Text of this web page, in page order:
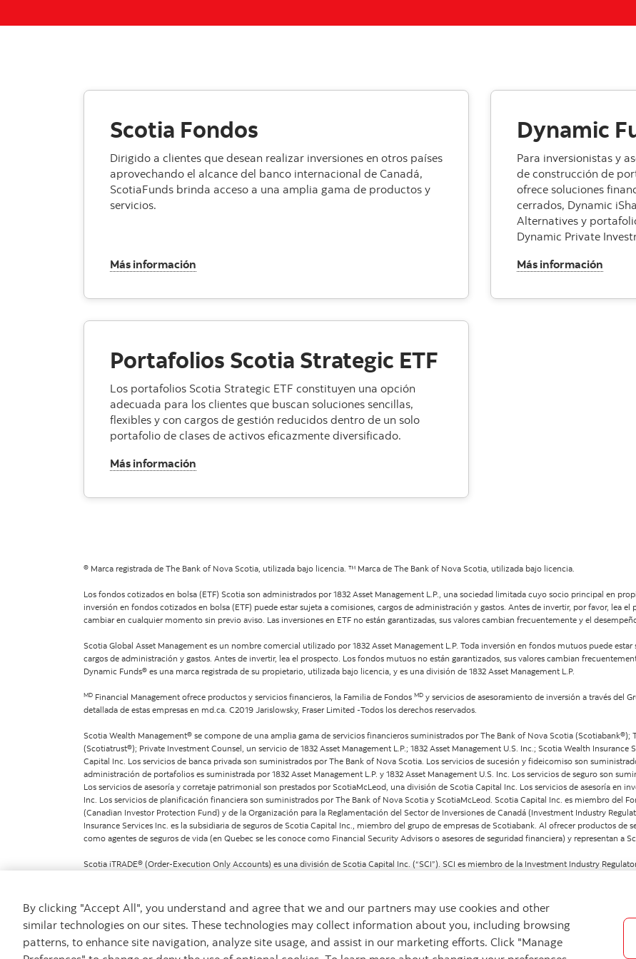
Scotia Fondos
Dirigido a clientes que desean realizar inversiones en otros países
aprovechando el alcance del banco internacional de Canadá,
ScotiaFunds brinda acceso a una amplia gama de productos y
servicios.
Más información
Dynamic
Para inversionistas y
de construcción de
ofrece soluciones
cerrados, Dynamic
Alternatives y
Dynamic Private
Más información
Portafolios Scotia Strategic ETF
Los portafolios Scotia Strategic ETF constituyen una opción
adecuada para los clientes que buscan soluciones sencillas,
flexibles y con cargos de gestión reducidos dentro de un solo
portafolio de clases de activos eficazmente diversificado.
Más información
® Marca registrada de The Bank of Nova Scotia, utilizada bajo licencia. ™ Marca de The Bank of Nova Scotia, utilizada bajo licencia.
Los fondos cotizados en bolsa (ETF) Scotia son administrados por 1832 Asset Management L.P., una sociedad limitada cuyo socio principal en
inversión en fondos cotizados en bolsa (ETF) puede estar sujeta a comisiones, cargos de administración y gastos. Antes de invertir, por favor, lea
cambiar en cualquier momento sin previo aviso. Las inversiones en ETF no están garantizadas, sus valores cambian frecuentemente y el
Scotia Global Asset Management es un nombre comercial utilizado por 1832 Asset Management L.P. Toda inversión en fondos mutuos puede
cargos de administración y gastos. Antes de invertir, lea el prospecto. Los fondos mutuos no están garantizados, sus valores cambian
Dynamic Funds® es una marca registrada de su propietario, utilizada bajo licencia, y es una división de 1832 Asset Management L.P.
MD Financial Management ofrece productos y servicios financieros, la Familia de Fondos MD y servicios de asesoramiento de inversión a través del
detallada de estas empresas en md.ca. C2019 Jarislowsky, Fraser Limited -Todos los derechos reservados.
Scotia Wealth Management® se compone de una amplia gama de servicios financieros suministrados por The Bank of Nova Scotia (Scotiabank®);
(Scotiatrust®); Private Investment Counsel, un servicio de 1832 Asset Management L.P.; 1832 Asset Management U.S. Inc.; Scotia Wealth
Capital Inc. Los servicios de banca privada son suministrados por The Bank of Nova Scotia. Los servicios de sucesión y fideicomiso son
administración de portafolios es suministrada por 1832 Asset Management L.P. y 1832 Asset Management U.S. Inc. Los servicios de seguro son
Los servicios de asesoría y corretaje patrimonial son prestados por ScotiaMcLeod, una división de Scotia Capital Inc. Los servicios de asesoría en
Inc. Los servicios de planificación financiera son suministrados por The Bank of Nova Scotia y ScotiaMcLeod. Scotia Capital Inc. es miembro del
(Canadian Investor Protection Fund) y de la Organización para la Reglamentación del Sector de Inversiones de Canadá (Investment Industry
Insurance Services Inc. es la subsidiaria de seguros de Scotia Capital Inc., miembro del grupo de empresas de Scotiabank. Al ofrecer productos de
como agentes de seguros de vida (en Quebec se les conoce como Financial Security Advisors o asesores de seguridad financiera) y representan a
Scotia iTRADE® (Order-Execution Only Accounts) es una división de Scotia Capital Inc. (“SCI”). SCI es miembro de la Investment Industry
Aviso legal Privacidad Seguridad
By clicking "Accept All", you understand and agree that we and our partners may use cookies and other
similar technologies on our sites. These technologies may collect information about you, including browsing
patterns, to enhance site navigation, analyze site usage, and assist in our marketing efforts. Click "Manage